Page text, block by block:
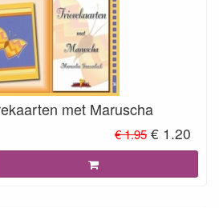
met Maruscha
€ 1.95 € 1.20